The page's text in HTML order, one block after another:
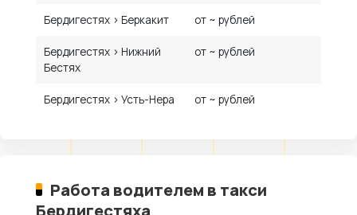
Бердигестях › Беркакит от ~ рублей
Бердигестях › Нижний
Бестях
от ~ рублей
Бердигестях › Усть-Нера от ~ рублей
Работа водителем в такси
Бердигестяха